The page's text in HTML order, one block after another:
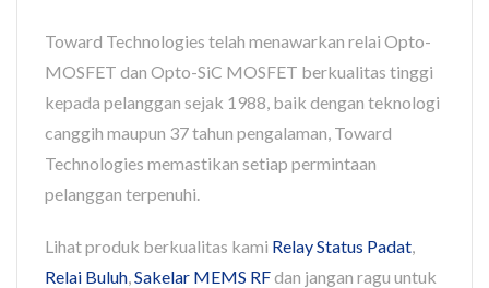
Toward Technologies telah menawarkan relai Opto-
MOSFET dan Opto-SiC MOSFET berkualitas tinggi
kepada pelanggan sejak 1988, baik dengan teknologi
canggih maupun 37 tahun pengalaman, Toward
Technologies memastikan setiap permintaan
pelanggan terpenuhi.
Lihat produk berkualitas kami Relay Status Padat,
Relai Buluh,Sakelar MEMS RFdan jangan ragu untuk